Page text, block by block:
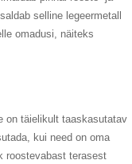
selline legeermetall
omadusi, näiteks
on täielikult taaskasutatav
kui need on oma
roostevabast terasest